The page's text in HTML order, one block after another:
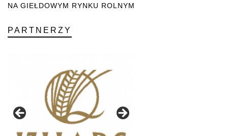
NA GIEŁDOWYM RYNKU ROLNYM
PARTNERZY